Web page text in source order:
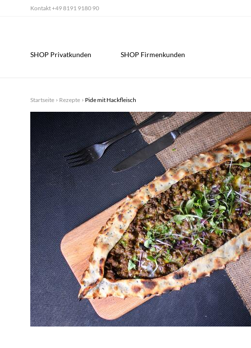
Kontakt+49 8191 9180 90
SHOP Privatkunden SHOP Firmenkunden
Startseite Rezepte Pide mit Hackfleisch